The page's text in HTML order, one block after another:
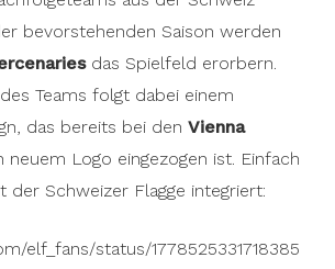
bevorstehenden Saison werden
das Spielfeld erorbern.
Teams folgt dabei einem
das bereits bei den Vienna
Logo eingezogen ist. Einfach
der Schweizer Flagge integriert:
elf_fans/status/1778525331718385